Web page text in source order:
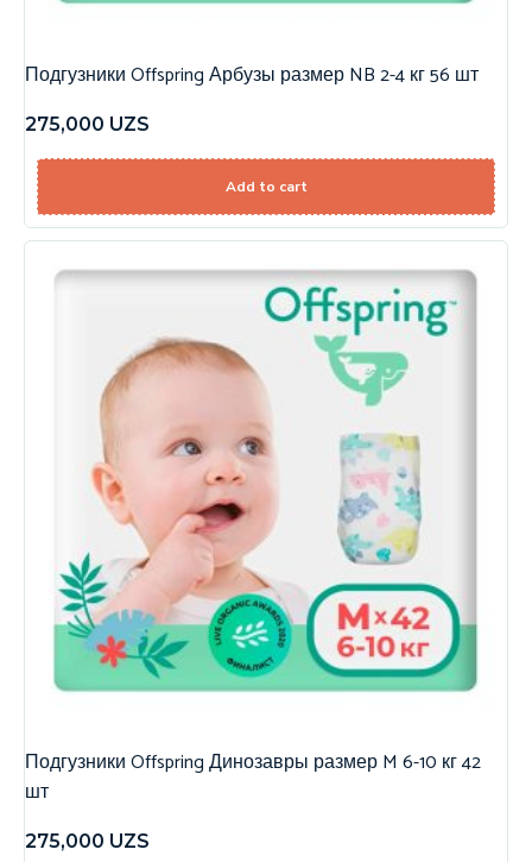
Подгузники Offspring Арбузы размер NB 2-4 кг 56 шт
275,000 UZS
Add to cart
Подгузники Offspring Динозавры размер M 6-10 кг 42
шт
275,000 UZS